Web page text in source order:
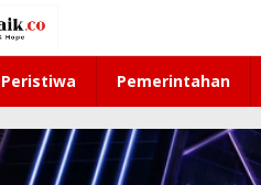
Peristiwa Pemerintahan